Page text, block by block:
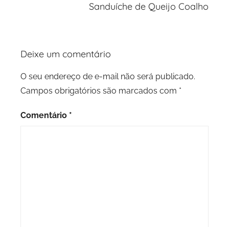
Sanduíche de Queijo Coalho
Deixe um comentário
O seu endereço de e-mail não será publicado.
Campos obrigatórios são marcados com *
Comentário *